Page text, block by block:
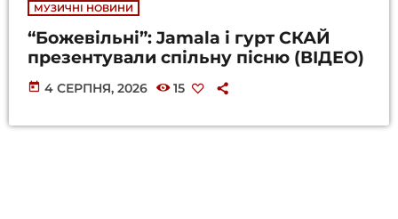
МУЗИЧНІ НОВИНИ
“Божевільні”: Jamala і гурт СКАЙ
презентували спільну пісню (ВІДЕО)
today 4 СЕРПНЯ, 2026 15